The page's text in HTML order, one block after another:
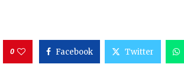
0 Facebook Twitter